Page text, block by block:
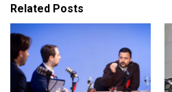
Related Posts